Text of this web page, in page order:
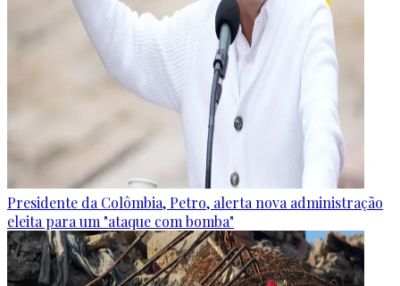
Presidente da Colômbia, Petro, alerta nova administração
eleita para um "ataque com bomba"